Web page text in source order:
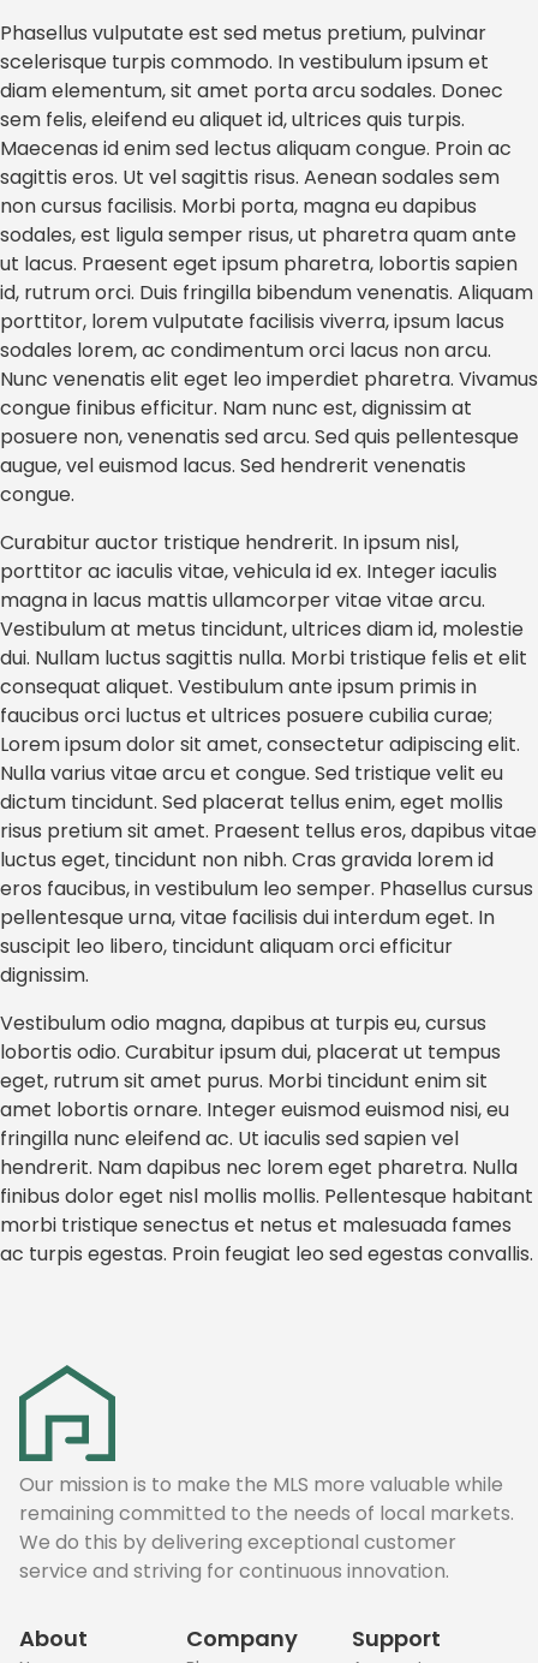
Phasellus vulputate est sed metus pretium, pulvinar
scelerisque turpis commodo. In vestibulum ipsum et
diam elementum, sit amet porta arcu sodales. Donec
sem felis, eleifend eu aliquet id, ultrices quis turpis.
Maecenas id enim sed lectus aliquam congue. Proin ac
sagittis eros. Ut vel sagittis risus. Aenean sodales sem
non cursus facilisis. Morbi porta, magna eu dapibus
sodales, est ligula semper risus, ut pharetra quam ante
ut lacus. Praesent eget ipsum pharetra, lobortis sapien
id, rutrum orci. Duis fringilla bibendum venenatis. Aliquam
porttitor, lorem vulputate facilisis viverra, ipsum lacus
sodales lorem, ac condimentum orci lacus non arcu.
Nunc venenatis elit eget leo imperdiet pharetra. Vivamus
congue finibus efficitur. Nam nunc est, dignissim at
posuere non, venenatis sed arcu. Sed quis pellentesque
augue, vel euismod lacus. Sed hendrerit venenatis
congue.
Curabitur auctor tristique hendrerit. In ipsum nisl,
porttitor ac iaculis vitae, vehicula id ex. Integer iaculis
magna in lacus mattis ullamcorper vitae vitae arcu.
Vestibulum at metus tincidunt, ultrices diam id, molestie
dui. Nullam luctus sagittis nulla. Morbi tristique felis et elit
consequat aliquet. Vestibulum ante ipsum primis in
faucibus orci luctus et ultrices posuere cubilia curae;
Lorem ipsum dolor sit amet, consectetur adipiscing elit.
Nulla varius vitae arcu et congue. Sed tristique velit eu
dictum tincidunt. Sed placerat tellus enim, eget mollis
risus pretium sit amet. Praesent tellus eros, dapibus vitae
luctus eget, tincidunt non nibh. Cras gravida lorem id
eros faucibus, in vestibulum leo semper. Phasellus cursus
pellentesque urna, vitae facilisis dui interdum eget. In
suscipit leo libero, tincidunt aliquam orci efficitur
dignissim.
Vestibulum odio magna, dapibus at turpis eu, cursus
lobortis odio. Curabitur ipsum dui, placerat ut tempus
eget, rutrum sit amet purus. Morbi tincidunt enim sit
amet lobortis ornare. Integer euismod euismod nisi, eu
fringilla nunc eleifend ac. Ut iaculis sed sapien vel
hendrerit. Nam dapibus nec lorem eget pharetra. Nulla
finibus dolor eget nisl mollis mollis. Pellentesque habitant
morbi tristique senectus et netus et malesuada fames
ac turpis egestas. Proin feugiat leo sed egestas convallis.
Our mission is to make the MLS more valuable while
remaining committed to the needs of local markets.
We do this by delivering exceptional customer
service and striving for continuous innovation.
About Company Support